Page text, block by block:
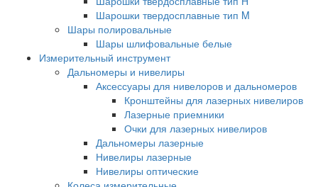
Шарошки твердосплавные тип M
Шары полировальные
Шары шлифовальные белые
Измерительный инструмент
Дальномеры и нивелиры
Аксессуары для нивелоров и дальномеров
Кронштейны для лазерных нивелиров
Лазерные приемники
Очки для лазерных нивелиров
Дальномеры лазерные
Нивелиры лазерные
Нивелиры оптические